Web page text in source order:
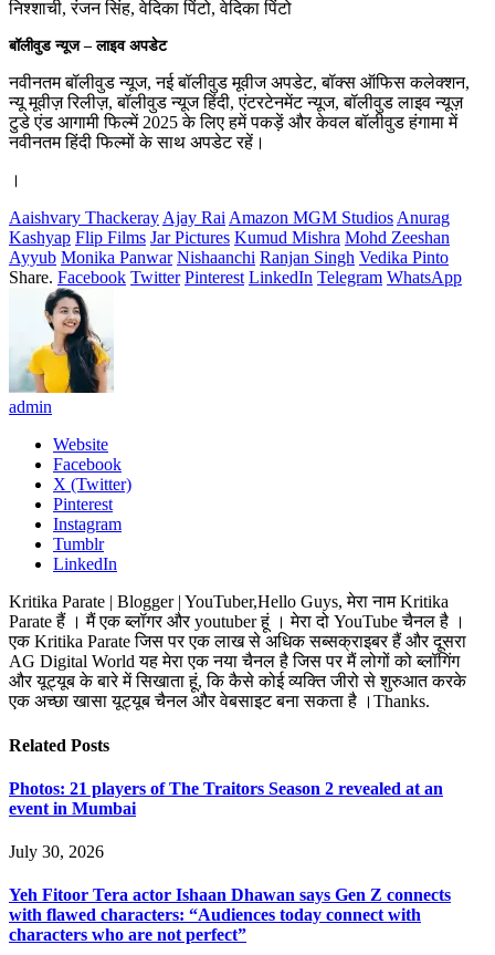
निश्शाची, रंजन सिंह, वेदिका पिंटो, वेदिका पिंटो
बॉलीवुड न्यूज – लाइव अपडेट
नवीनतम बॉलीवुड न्यूज, नई बॉलीवुड मूवीज अपडेट, बॉक्स ऑफिस कलेक्शन,
न्यू मूवीज़ रिलीज़, बॉलीवुड न्यूज हिंदी, एंटरटेनमेंट न्यूज, बॉलीवुड लाइव न्यूज़
टुडे एंड आगामी फिल्में 2025 के लिए हमें पकड़ें और केवल बॉलीवुड हंगामा में
नवीनतम हिंदी फिल्मों के साथ अपडेट रहें।
।
Aaishvary ThackerayAjay RaiAmazon MGM StudiosAnurag
Kashyap Flip Films Jar Pictures Kumud Mishra Mohd Zeeshan
Ayyub Monika Panwar Nishaanchi Ranjan Singh Vedika Pinto
Share. Facebook Twitter Pinterest LinkedIn Telegram WhatsApp
admin
Website
Facebook
X (Twitter)
Pinterest
Instagram
Tumblr
LinkedIn
Kritika Parate | Blogger | YouTuber,Hello Guys, मेरा नाम Kritika
Parate हैं । मैं एक ब्लॉगर और youtuber हूं । मेरा दो YouTube चैनल है ।
एक Kritika Parate जिस पर एक लाख से अधिक सब्सक्राइबर हैं और दूसरा
AG Digital World यह मेरा एक नया चैनल है जिस पर मैं लोगों को ब्लॉगिंग
और यूट्यूब के बारे में सिखाता हूं, कि कैसे कोई व्यक्ति जीरो से शुरुआत करके
एक अच्छा खासा यूट्यूब चैनल और वेबसाइट बना सकता है ।Thanks.
Related Posts
Photos: 21 players of The Traitors Season 2 revealed at an
event in Mumbai
July 30, 2026
Yeh Fitoor Tera actor Ishaan Dhawan says Gen Z connects
with flawed characters: “Audiences today connect with
characters who are not perfect”